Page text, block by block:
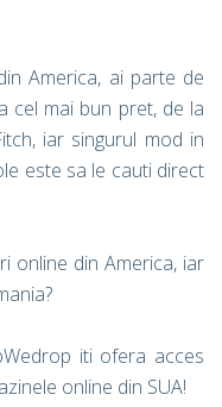
America, ai parte de
cel mai bun pret, de la
iar singurul mod in
este sa le cauti direct
online din America, iar
iti ofera acces
online din SUA!